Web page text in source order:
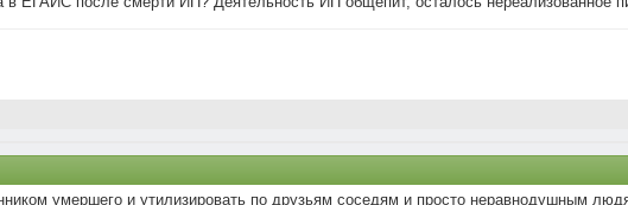
умершего и утилизировать по друзьям соседям и просто неравнодушным